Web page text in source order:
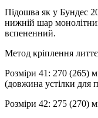
Підошва як у Бундес
нижній шар
вспененний.
Метод кріплення
Розміри 41: 270 (265)
(довжина устілки для
Розміри 42: 275 (270)